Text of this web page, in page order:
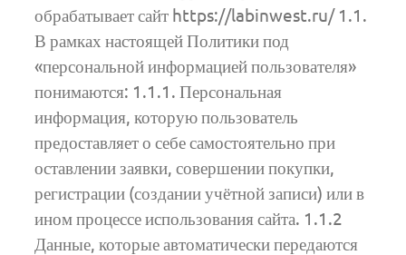
обрабатывает сайт https://labinwest.ru/ 1.1.
В рамках настоящей Политики под
«персональной информацией пользователя»
понимаются: 1.1.1. Персональная
информация, которую пользователь
предоставляет о себе самостоятельно при
оставлении заявки, совершении покупки,
регистрации (создании учётной записи) или в
ином процессе использования сайта. 1.1.2
Данные, которые автоматически передаются